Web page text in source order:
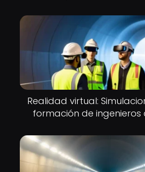
Realidad virtual:
formación de ingenieros